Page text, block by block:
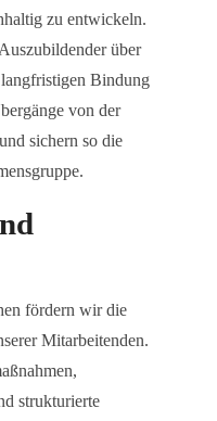
zu entwickeln.
über
Bindung
von der
sichern so die
fördern wir die
Mitarbeitenden.
strukturierte